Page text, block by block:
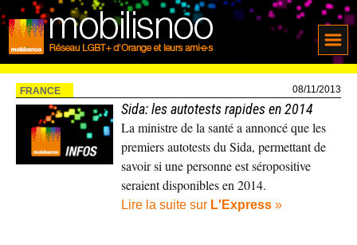
FRANCE 08/11/2013
Sida: les autotests rapides en 2014
La ministre de la santé a annoncé que les
premiers autotests du Sida, permettant de
savoir si une personne est séropositive
seraient disponibles en 2014.
Lire la suite sur L'Express »